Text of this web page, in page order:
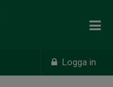
Logga in